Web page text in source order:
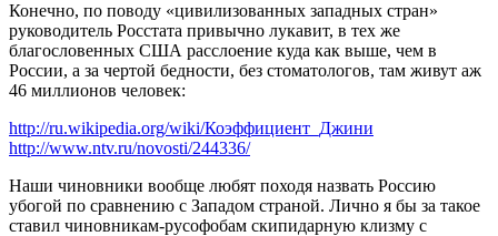
Конечно, по поводу «цивилизованных западных стран»
руководитель Росстата привычно лукавит, в тех же
благословенных США расслоение куда как выше, чем в
России, а за чертой бедности, без стоматологов, там живут аж
46 миллионов человек:
http://ru.wikipedia.org/wiki/Коэффициент_Джини
http://www.ntv.ru/novosti/244336/
Наши чиновники вообще любят походя назвать Россию
убогой по сравнению с Западом страной. Лично я бы за такое
ставил чиновникам-русофобам скипидарную клизму с